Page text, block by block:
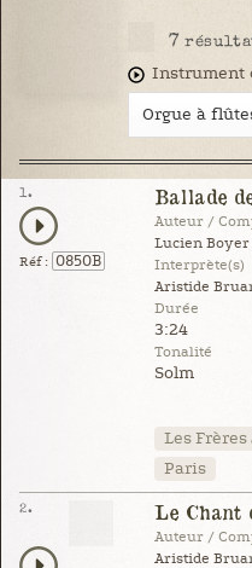
7
Instrument
1.
Réf : 0850B
Ballade
Auteur /
Lucien Boyer
Interprète(s)
Aristide
Durée
3:24
Tonalité
Solm
Les Frères
Paris
2. Le Chant
Auteur /
Aristide